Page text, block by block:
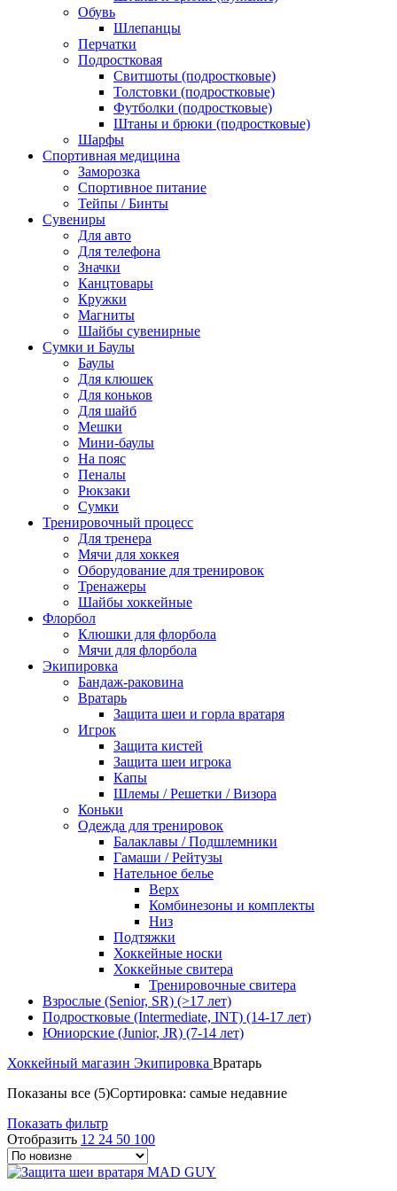
Обувь
Шлепанцы
Перчатки
Подростковая
Свитшоты (подростковые)
Толстовки (подростковые)
Футболки (подростковые)
Штаны и брюки (подростковые)
Шарфы
Спортивная медицина
Заморозка
Спортивное питание
Тейпы / Бинты
Сувениры
Для авто
Для телефона
Значки
Канцтовары
Кружки
Магниты
Шайбы сувенирные
Сумки и Баулы
Баулы
Для клюшек
Для коньков
Для шайб
Мешки
Мини-баулы
На пояс
Пеналы
Рюкзаки
Сумки
Тренировочный процесс
Для тренера
Мячи для хоккея
Оборудование для тренировок
Тренажеры
Шайбы хоккейные
Флорбол
Клюшки для флорбола
Мячи для флорбола
Экипировка
Бандаж-раковина
Вратарь
Защита шеи и горла вратаря
Игрок
Защита кистей
Защита шеи игрока
Капы
Шлемы / Решетки / Визора
Коньки
Одежда для тренировок
Балаклавы / Подшлемники
Гамаши / Рейтузы
Нательное белье
Верх
Комбинезоны и комплекты
Низ
Подтяжки
Хоккейные носки
Хоккейные свитера
Тренировочные свитера
Взрослые (Senior, SR) (>17 лет)
Подростковые (Intermediate, INT) (14-17 лет)
Юниорские (Junior, JR) (7-14 лет)
Хоккейный магазин Экипировка Вратарь
Показаны все (5)Сортировка: самые недавние
Показать фильтр
Отобразить 12 24 50 100